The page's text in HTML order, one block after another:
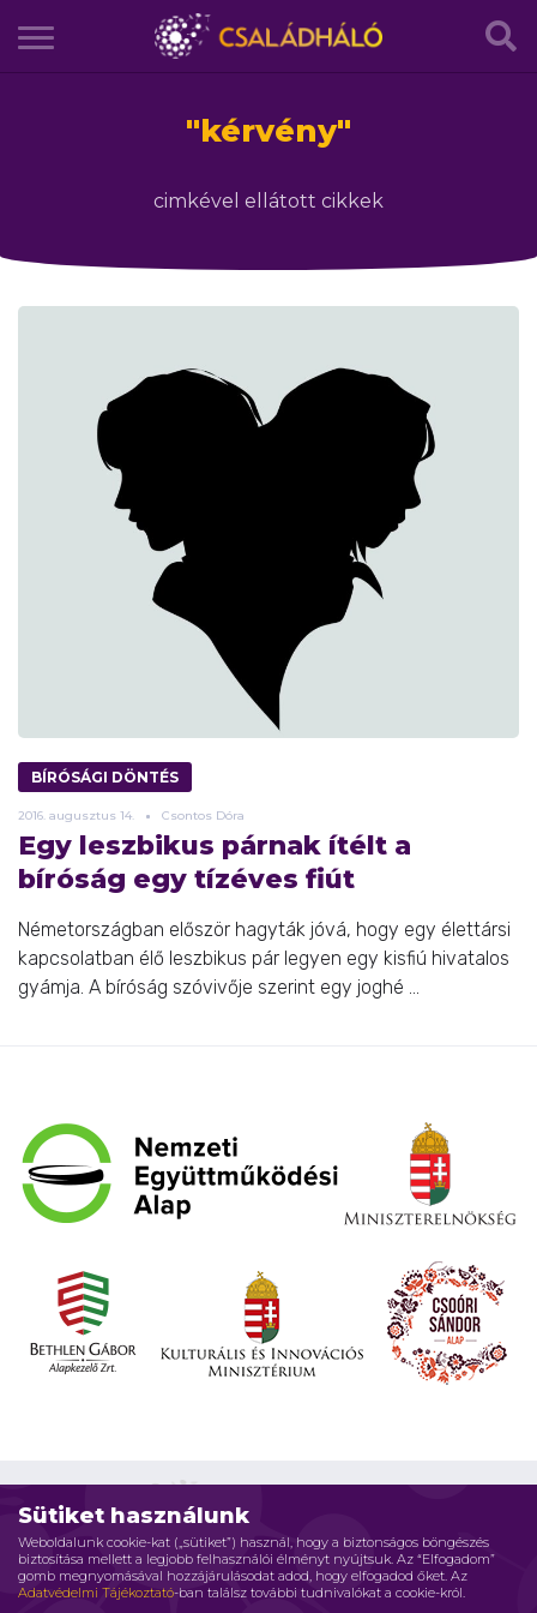
Sütiket használunk
Weboldalunk cookie-kat („sütiket”) használ, hogy a biztonságos böngészés
biztosítása mellett a legjobb felhasználói élményt nyújtsuk. Az “Elfogadom”
gomb megnyomásával hozzájárulásodat adod, hogy elfogadod őket. Az
Adatvédelmi Tájékoztató-ban találsz további tudnivalókat a cookie-król.
"kérvény"
cimkével ellátott cikkek
BÍRÓSÁGI DÖNTÉS
2016. augusztus 14. Csontos Dóra
Egy leszbikus párnak ítélt a
bíróság egy tízéves fiút
Németországban először hagyták jóvá, hogy egy élettársi
kapcsolatban élő leszbikus pár legyen egy kisfiú hivatalos
gyámja. A bíróság szóvivője szerint egy joghé ...
Impresszum Adatvédelmi elvek Jogi nyilatkozat